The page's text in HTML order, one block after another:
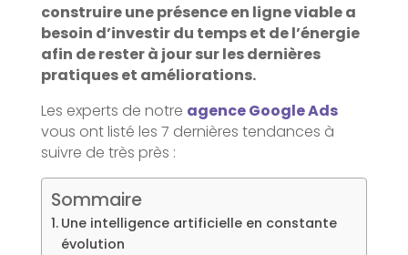
construire une présence en ligne viable a
besoin d’investir du temps et de l’énergie
afin de rester à jour sur les dernières
pratiques et améliorations.
Les experts de notre agence Google Ads
vous ont listé les 7 dernières tendances à
suivre de très près :
Sommaire
Une intelligence artificielle en constante
évolution